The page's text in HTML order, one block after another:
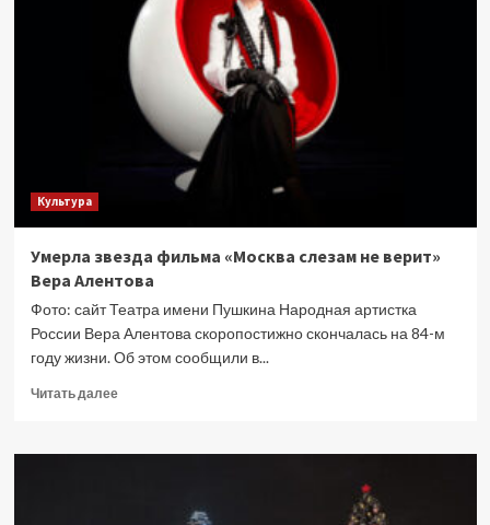
кино
Наталья
Миронова
скоропостижно
умерла
возрасте
Культура
Умерла звезда фильма «Москва слезам не верит»
Вера Алентова
Фото: сайт Театра имени Пушкина Народная артистка
России Вера Алентова скоропостижно скончалась на 84-м
году жизни. Об этом сообщили в...
Читать далееПрочитать
Умерла